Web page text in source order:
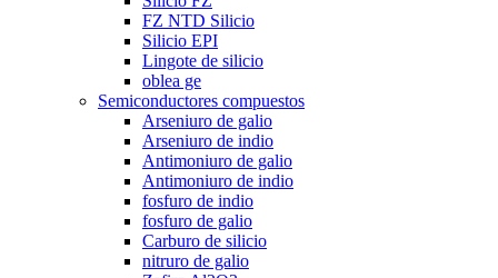
FZ NTD Silicio
Silicio EPI
Lingote de silicio
oblea ge
Semiconductores compuestos
Arseniuro de galio
Arseniuro de indio
Antimoniuro de galio
Antimoniuro de indio
fosfuro de indio
fosfuro de galio
Carburo de silicio
nitruro de galio